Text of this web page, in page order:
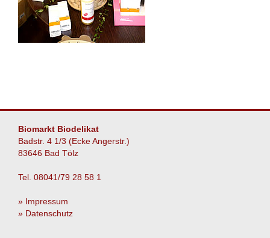
Biomarkt Biodelikat
Badstr. 4 1/3 (Ecke Angerstr.)
83646 Bad Tölz
Tel. 08041/79 28 58 1
» Impressum
» Datenschutz